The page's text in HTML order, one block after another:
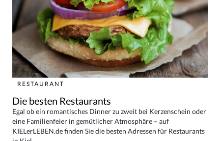
RESTAURANT
Die besten Restaurants
Egal ob ein romantisches Dinner zu zweit bei Kerzenschein oder
eine Familienfeier in gemütlicher Atmosphäre – auf
KIELerLEBEN.de finden Sie die besten Adressen für Restaurants